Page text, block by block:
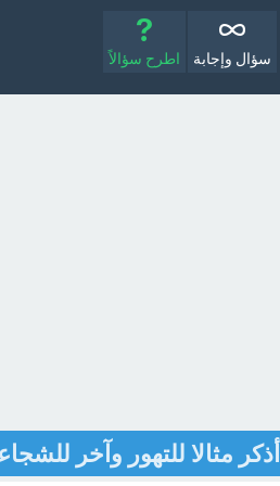
سؤال وإجابة اطرح سؤالاً
أذكر مثالا للتهور وآخر